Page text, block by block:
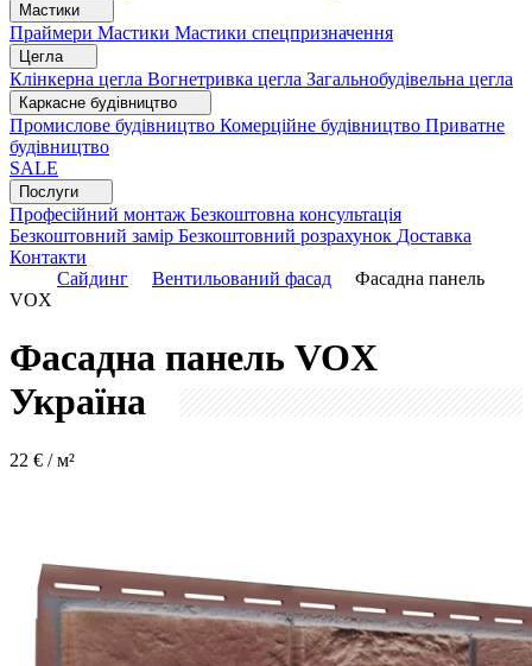
Мастики
Праймери Мастики Мастики спецпризначення
Цегла
Клінкерна цегла Вогнетривка цегла Загальнобудівельна цегла
Каркасне будівництво
Промислове будівництво Комерційне будівництво Приватне
будівництво
SALE
Послуги
Професійний монтаж Безкоштовна консультація
Безкоштовний замір Безкоштовний розрахунок Доставка
Контакти
Сайдинг
Вентильований фасад
Фасадна панель
VOX
Фасадна панель VOX
Україна
22 € / м²